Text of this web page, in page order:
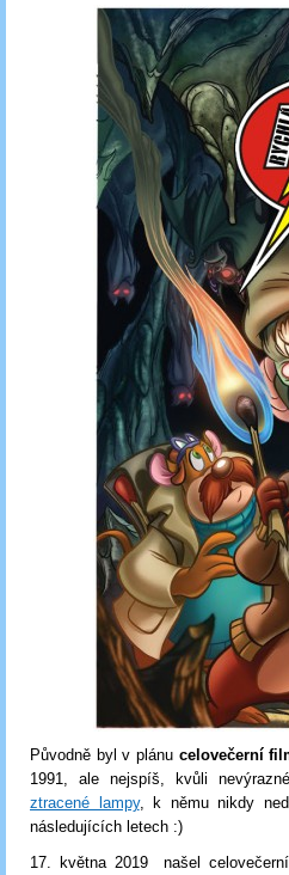
Původně byl v plánu celovečerní
1991, ale nejspíš, kvůli
ztracené lampy, k němu nikdy
následujících letech :)
17. května 2019 našel